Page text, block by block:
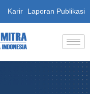
Karir Laporan Publikasi